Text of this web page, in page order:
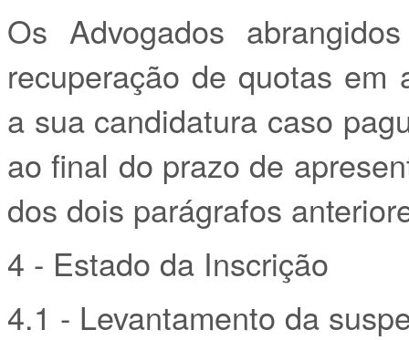
Os Advogados
recuperação de quotas em
a sua candidatura caso
ao final do prazo de
dos dois parágrafos
4 - Estado da Inscrição
4.1 - Levantamento da